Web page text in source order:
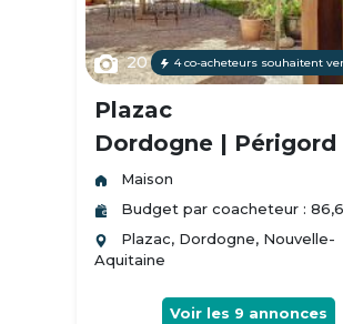
20 4 co-acheteurs souhaitent
Plazac
Dordogne | Périgord
Maison
Budget par coacheteur :
Plazac, Dordogne, Nouvelle-
Aquitaine
Voir les 9 annonces